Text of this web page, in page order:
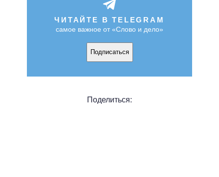
ЧИТАЙТЕ В TELEGRAM
самое важное от «Слово и дело»
Подписаться
Поделиться: